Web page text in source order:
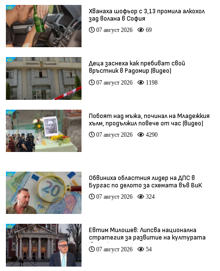
Хванаха шофьор с 3,13 промила алкохол
зад волана в София
07 август 2026 69
Деца заснеха как пребиват свой
връстник в Радомир (видео)
07 август 2026 1198
Побоят над мъжа, починал на Младежкия
хълм, продължил повече от час (видео)
07 август 2026 4290
Обвиниха областния лидер на ДПС в
Бургас по делото за схемата във ВиК
07 август 2026 324
Евтим Милошев: Липсва национална
стратегия за развитие на културата
(видео)
07 август 2026 54